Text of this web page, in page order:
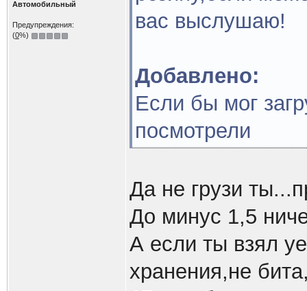
Автомобильный
Предупреждения:
(0%)
вас выслушаю!
Добавлено:
Если бы мог
посмотрели
Да не грузи
До минус 1,5
А если ты взял
хранения,не